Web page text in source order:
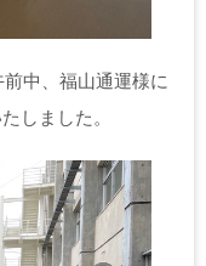
中、福山通運様に
しました。